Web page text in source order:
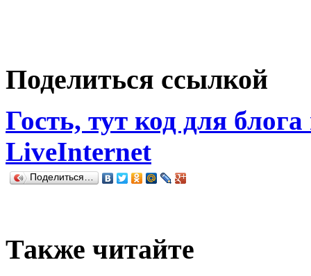
Поделиться ссылкой
Гость, тут код для
LiveInternet
Поделиться…
Также читайте